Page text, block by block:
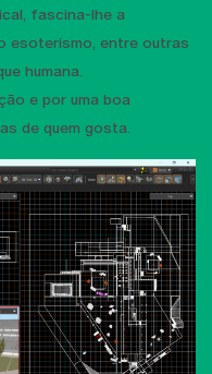
fascina-lhe a
esoterismo, entre outras
humana.
e por uma boa
de quem gosta.